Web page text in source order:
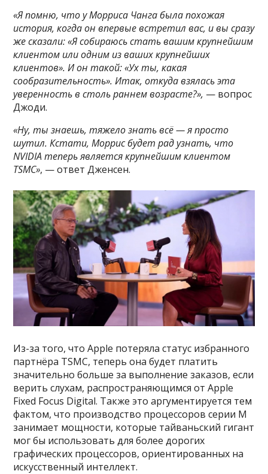
«Я помню, что у Морриса Чанга была похожая
история, когда он впервые встретил вас, и вы сразу
же сказали: «Я собираюсь стать вашим крупнейшим
клиентом или одним из ваших крупнейших
клиентов». И он такой: «Ух ты, какая
сообразительность». Итак, откуда взялась эта
уверенность в столь раннем возрасте?», — вопрос
Джоди.
«Ну, ты знаешь, тяжело знать всё — я просто
шутил. Кстати, Моррис будет рад узнать, что
NVIDIA теперь является крупнейшим клиентом
TSMC», — ответ Дженсен.
Из-за того, что Apple потеряла статус избранного
партнёра TSMC, теперь она будет платить
значительно больше за выполнение заказов, если
верить слухам, распространяющимся от Apple
Fixed Focus Digital. Также это аргументируется тем
фактом, что производство процессоров серии M
занимает мощности, которые тайваньский гигант
мог бы использовать для более дорогих
графических процессоров, ориентированных на
искусственный интеллект.